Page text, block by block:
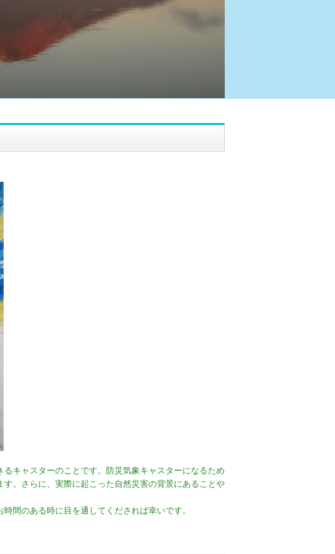
キャスターのことです。防災気象キャスターになるため
。さらに、実際に起こった自然災害の背景にあることや
間のある時に目を通してくだされば幸いです。